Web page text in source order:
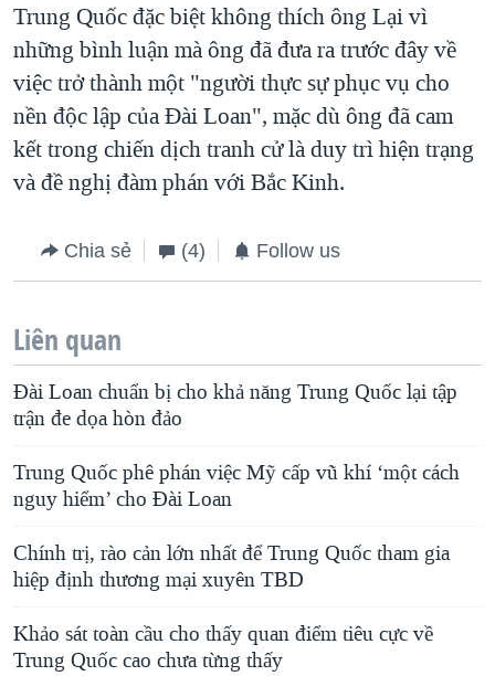
Trung Quốc đặc biệt không thích ông Lại vì
những bình luận mà ông đã đưa ra trước đây về
việc trở thành một "người thực sự phục vụ cho
nền độc lập của Đài Loan", mặc dù ông đã cam
kết trong chiến dịch tranh cử là duy trì hiện trạng
và đề nghị đàm phán với Bắc Kinh.
Chia sẻ (4) Follow us
Liên quan
Đài Loan chuẩn bị cho khả năng Trung Quốc lại tập
trận đe dọa hòn đảo
Trung Quốc phê phán việc Mỹ cấp vũ khí ‘một cách
nguy hiểm’ cho Đài Loan
Chính trị, rào cản lớn nhất để Trung Quốc tham gia
hiệp định thương mại xuyên TBD
Khảo sát toàn cầu cho thấy quan điểm tiêu cực về
Trung Quốc cao chưa từng thấy